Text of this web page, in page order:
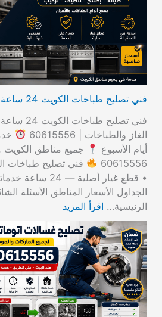
فني تصليح طباخات الكويت 24 ساعة | صيانة أفران الغاز
فني
الغاز والطباخات | 60615556
أيام الأسبوع
جميع مناطق الكويت
60615556
فني تصليح طباخات
• قطع غيار أصلية —
الجداول الأسعار المناطق الأسئلة
الرئيسية… اقرأ المزيد